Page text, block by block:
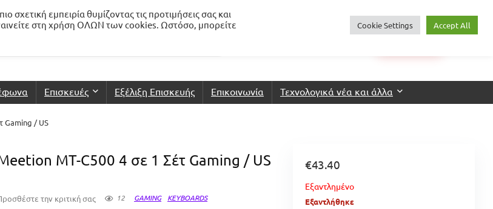
0
Επισκευές Εξέλιξη Επισκευής Επικοινωνία Τεχνολογικά νέα και άλλα
Gaming / US
MT-C500 4 σε 1 Σέτ Gaming / US
την κριτική σας 12 GAMING KEYBOARDS
€43.40
Εξαντλημένο
Εξαντλήθηκε
εμπειρία θυμίζοντας τις προτιμήσεις σας και
στη χρήση ΟΛΩΝ των cookies. Ωστόσο, μπορείτε
Cookie Settings Accept All